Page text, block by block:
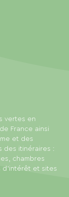
vertes en
France ainsi
et des
des itinéraires :
chambres
d'intérêt et sites